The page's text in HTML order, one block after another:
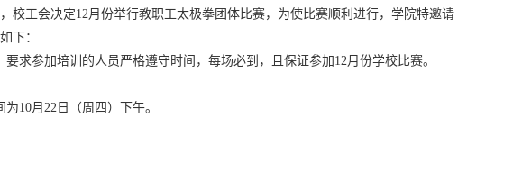
校工会决定12月份举行教职工太极拳团体比赛，为使比赛顺利进行，学院特邀请
下：
求参加培训的人员严格遵守时间，每场必到，且保证参加12月份学校比赛。
10月22日（周四）下午。